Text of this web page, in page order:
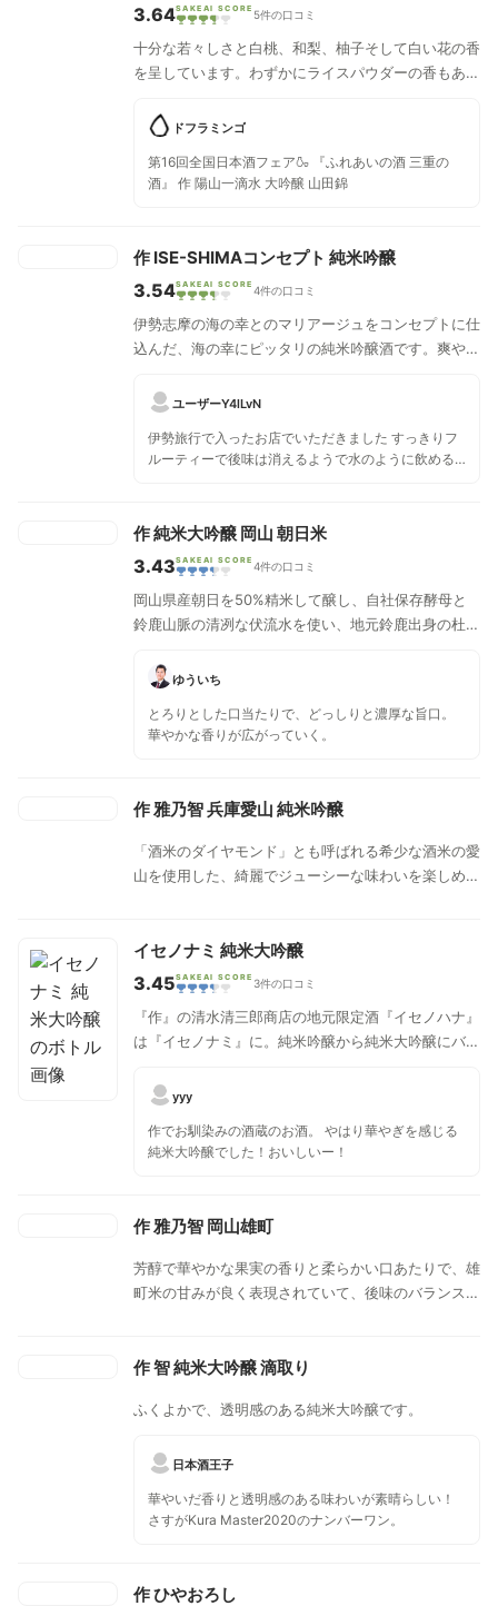
3.64SAKEAI SCORE 5件の口コミ
十分な若々しさと白桃、和梨、柚子そして白い花の香
を呈しています。わずかにライスパウダーの香もあ
ンスはフィニッシュに焦点の合ったキレをもたらし、
ドフラミンゴ
第16回全国日本酒フェア🍶 『ふれあいの酒 三重の
酒』 作 陽山一滴水 大吟醸 山田錦
作 ISE-SHIMAコンセプト 純米吟醸
3.54SAKEAI SCORE 4件の口コミ
伊勢志摩の海の幸とのマリアージュをコンセプトに仕
込んだ、海の幸にピッタリの純米吟醸酒です。爽やか
ユーザーY4lLvN
伊勢旅行で入ったお店でいただきました すっきりフ
ルーティーで後味は消えるようで水のように飲める
作 純米大吟醸 岡山 朝日米
3.43SAKEAI SCORE 4件の口コミ
岡山県産朝日を50%精米して醸し、自社保存酵母と
鈴鹿山脈の清冽な伏流水を使い、地元鈴鹿出身の杜氏
かりと感じられ、豊かで広がりのある味わい、さらに
ゆういち
とろりとした口当たりで、どっしりと濃厚な旨口。
華やかな香りが広がっていく。
作 雅乃智 兵庫愛山 純米吟醸
「酒米のダイヤモンド」とも呼ばれる希少な酒米の愛
山を使用した、綺麗でジューシーな味わいを楽しめる
イセノナミ 純米大吟醸
3.45SAKEAI SCORE 3件の口コミ
『作』の清水清三郎商店の地元限定酒『イセノハナ』
は『イセノナミ』に。純米吟醸から純米大吟醸にバー
りと奥行きがあり、透明感のある味わいが特徴的。少
yyy
作でお馴染みの酒蔵のお酒。 やはり華やぎを感じる
純米大吟醸でした！おいしいー！
作 雅乃智 岡山雄町
芳醇で華やかな果実の香りと柔らかい口あたりで、雄
町米の甘みが良く表現されていて、後味のバランスが
作 智 純米大吟醸 滴取り
ふくよかで、透明感のある純米大吟醸です。
日本酒王子
華やいだ香りと透明感のある味わいが素晴らしい！
さすがKura Master2020のナンバーワン。
作 ひやおろし